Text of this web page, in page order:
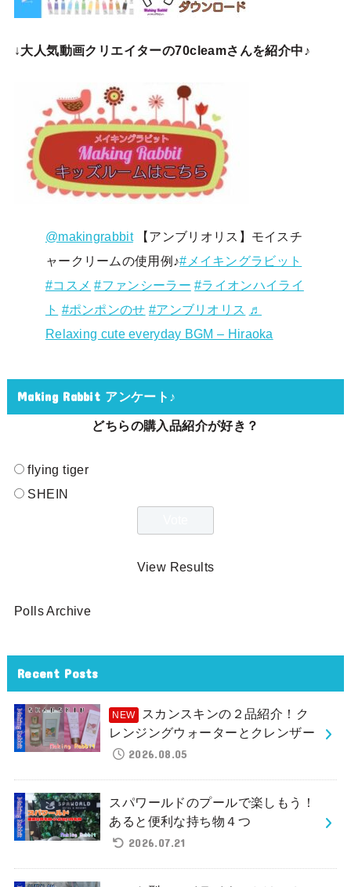
↓大人気動画クリエイターの70cleamさんを紹介中♪
@makingrabbit【アンブリオリス】モイスチ
ャークリームの使用例♪#メイキングラビット
#コスメ #ファンシーラー #ライオンハイライ
ト #ポンポンのせ #アンブリオリス ♬
Relaxing cute everyday BGM – Hiraoka
Making Rabbit アンケート♪
どちらの購入品紹介が好き？
flying tiger
SHEIN
View Results
Polls Archive
Recent Posts
スカンスキンの２品紹介！ク
レンジングウォーターとクレンザー
2026.08.05
スパワールドのプールで楽しもう！
あると便利な持ち物４つ
2026.07.21